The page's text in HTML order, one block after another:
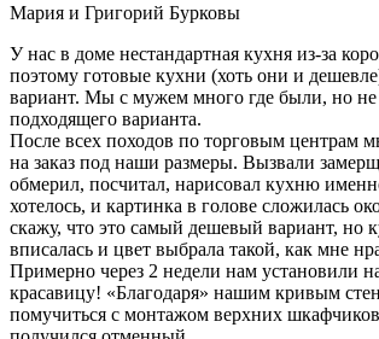
Мария и Григорий Бурковы
У нас в доме нестандартная кухня из-за
поэтому готовые кухни (хоть они и
вариант. Мы с мужем много где были, но
подходящего варианта.
После всех походов по торговым центрам
на заказ под наши размеры. Вызвали
обмерил, посчитал, нарисовал кухню
хотелось, и картинка в голове сложилась
скажу, что это самый дешевый вариант, но
вписалась и цвет выбрала такой, как мне
Примерно через 2 недели нам установили
красавицу! «Благодаря» нашим кривым
помучиться с монтажом верхних